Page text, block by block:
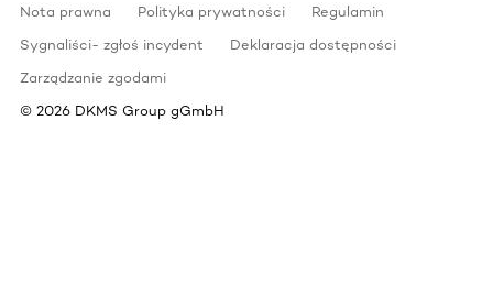
Nota prawna Polityka prywatności
Regulamin
Sygnaliści- zgłoś incydent
Deklaracja dostępności
Zarządzanie zgodami
© 2026 DKMS Group gGmbH